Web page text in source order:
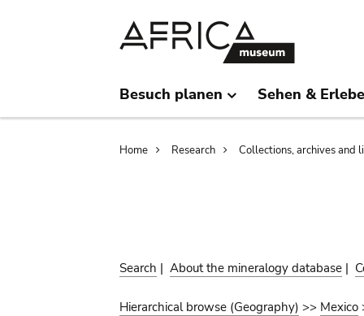
Besuch planen Sehen &
Breadcrumb
Home Research Collections, archives and
Search | About the mineralogy database |
Hierarchical browse (Geography) >> Mexico